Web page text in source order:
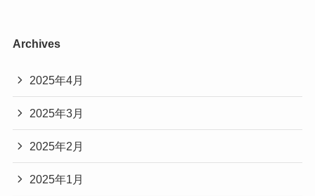
Archives
2025年4月
2025年3月
2025年2月
2025年1月